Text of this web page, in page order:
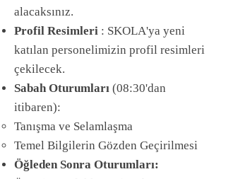
alacaksınız.
Profil Resimleri : SKOLA'ya yeni
katılan personelimizin profil resimleri
çekilecek.
Sabah Oturumları (08:30'dan
itibaren):
Tanışma ve Selamlaşma
Temel Bilgilerin Gözden Geçirilmesi
Öğleden Sonra Oturumları: